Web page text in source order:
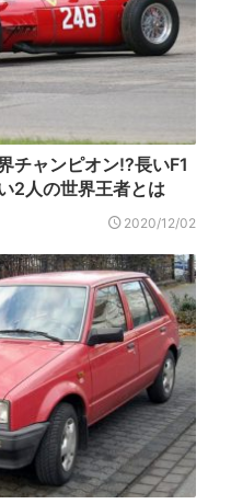
チャンピオン!?長いF1
2人の世界王者とは
2020/12/02